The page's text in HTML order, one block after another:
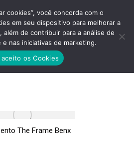
THE FRAME BENX
Você está aqui:
The Frame Benx
cookies”, você concorda com o
em seu dispositivo para melhorar a
além de contribuir para a análise de
e nas iniciativas de marketing.
aceito os Cookies